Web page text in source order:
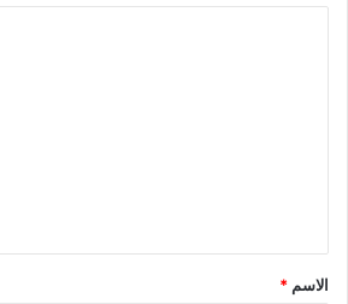
*
الاسم *